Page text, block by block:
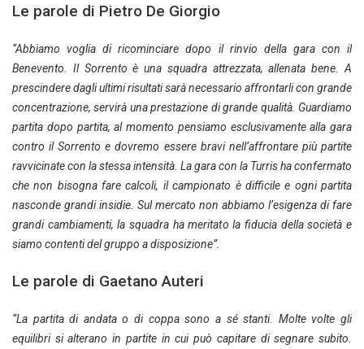
Le parole di Pietro De Giorgio
“Abbiamo voglia di ricominciare dopo il rinvio della gara con il
Benevento. Il Sorrento è una squadra attrezzata, allenata bene. A
prescindere dagli ultimi risultati sarà necessario affrontarli con grande
concentrazione, servirà una prestazione di grande qualità. Guardiamo
partita dopo partita, al momento pensiamo esclusivamente alla gara
contro il Sorrento e dovremo essere bravi nell’affrontare più partite
ravvicinate con la stessa intensità. La gara con la Turris ha confermato
che non bisogna fare calcoli, il campionato è difficile e ogni partita
nasconde grandi insidie. Sul mercato non abbiamo l’esigenza di fare
grandi cambiamenti, la squadra ha meritato la fiducia della società e
siamo contenti del gruppo a disposizione”.
Le parole di Gaetano Auteri
“La partita di andata o di coppa sono a sé stanti. Molte volte gli
equilibri si alterano in partite in cui può capitare di segnare subito.